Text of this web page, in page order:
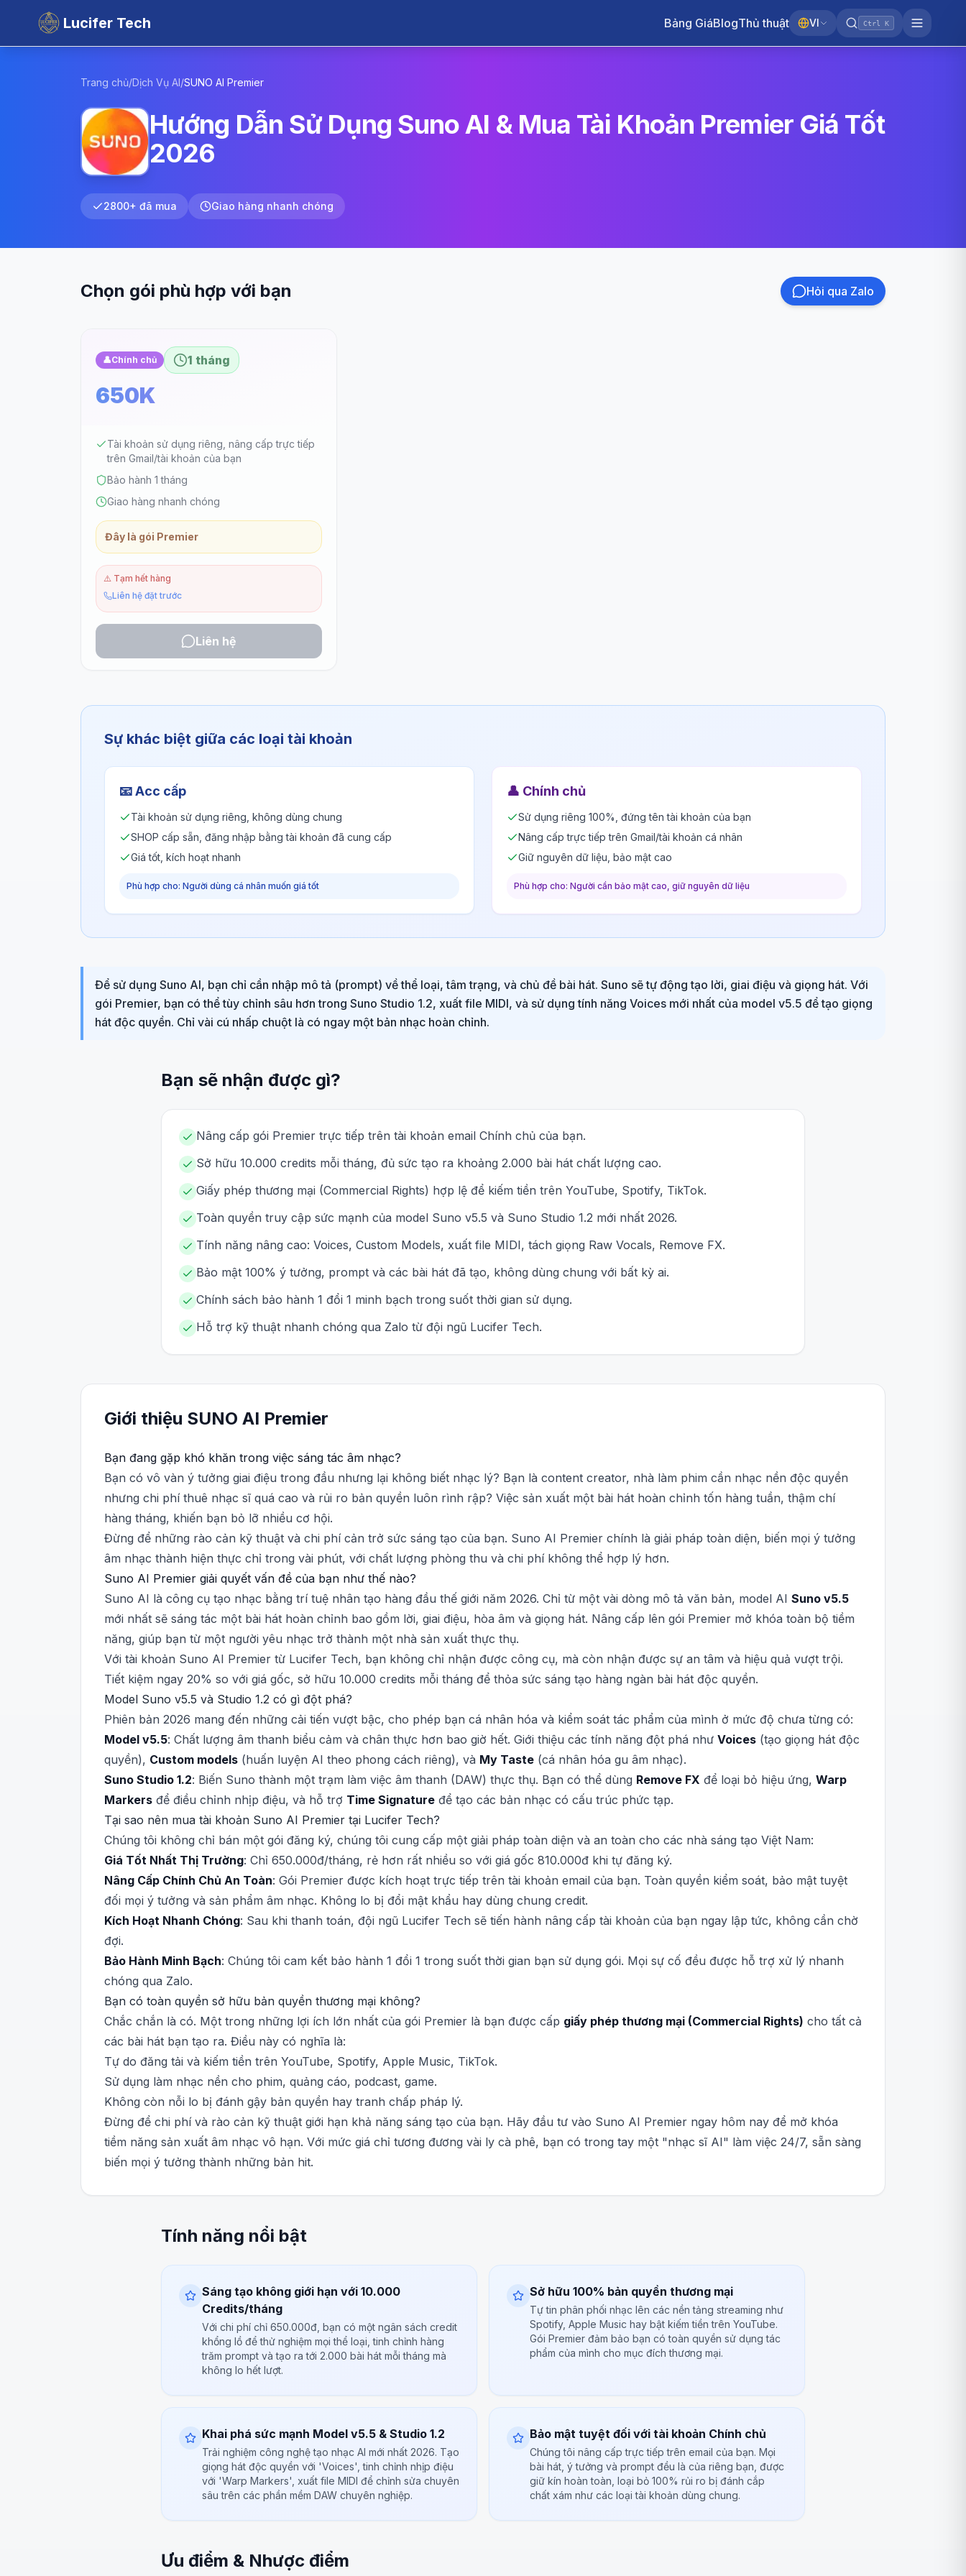
Lucifer Tech Bảng GiáBlogThủ thuật VI Ctrl K
Trang chủ/Dịch Vụ AI/SUNO AI Premier
Hướng Dẫn Sử Dụng Suno AI & Mua Tài Khoản Premier Giá Tốt
2026
2800+ đã mua Giao hàng nhanh chóng
Chọn gói phù hợp với bạn Hỏi qua Zalo
👤Chính chủ 1 tháng
650K
Tài khoản sử dụng riêng, nâng cấp trực tiếp
trên Gmail/tài khoản của bạn
Bảo hành 1 tháng
Giao hàng nhanh chóng
Đây là gói Premier
⚠️ Tạm hết hàng
Liên hệ đặt trước
Liên hệ
Sự khác biệt giữa các loại tài khoản
📧Acc cấp
Tài khoản sử dụng riêng, không dùng chung
SHOP cấp sẵn, đăng nhập bằng tài khoản đã cung cấp
Giá tốt, kích hoạt nhanh
Phù hợp cho: Người dùng cá nhân muốn giá tốt
👤 Chính chủ
Sử dụng riêng 100%, đứng tên tài khoản của bạn
Nâng cấp trực tiếp trên Gmail/tài khoản cá nhân
Giữ nguyên dữ liệu, bảo mật cao
Phù hợp cho: Người cần bảo mật cao, giữ nguyên dữ liệu
Để sử dụng Suno AI, bạn chỉ cần nhập mô tả (prompt) về thể loại, tâm trạng, và chủ đề bài hát. Suno sẽ tự động tạo lời, giai điệu và giọng hát. Với
gói Premier, bạn có thể tùy chỉnh sâu hơn trong Suno Studio 1.2, xuất file MIDI, và sử dụng tính năng Voices mới nhất của model v5.5 để tạo giọng
hát độc quyền. Chỉ vài cú nhấp chuột là có ngay một bản nhạc hoàn chỉnh.
Bạn sẽ nhận được gì?
Nâng cấp gói Premier trực tiếp trên tài khoản email Chính chủ của bạn.
Sở hữu 10.000 credits mỗi tháng, đủ sức tạo ra khoảng 2.000 bài hát chất lượng cao.
Giấy phép thương mại (Commercial Rights) hợp lệ để kiếm tiền trên YouTube, Spotify, TikTok.
Toàn quyền truy cập sức mạnh của model Suno v5.5 và Suno Studio 1.2 mới nhất 2026.
Tính năng nâng cao: Voices, Custom Models, xuất file MIDI, tách giọng Raw Vocals, Remove FX.
Bảo mật 100% ý tưởng, prompt và các bài hát đã tạo, không dùng chung với bất kỳ ai.
Chính sách bảo hành 1 đổi 1 minh bạch trong suốt thời gian sử dụng.
Hỗ trợ kỹ thuật nhanh chóng qua Zalo từ đội ngũ Lucifer Tech.
Giới thiệu SUNO AI Premier
Bạn đang gặp khó khăn trong việc sáng tác âm nhạc?
Bạn có vô vàn ý tưởng giai điệu trong đầu nhưng lại không biết nhạc lý? Bạn là content creator, nhà làm phim cần nhạc nền độc quyền
nhưng chi phí thuê nhạc sĩ quá cao và rủi ro bản quyền luôn rình rập? Việc sản xuất một bài hát hoàn chỉnh tốn hàng tuần, thậm chí
hàng tháng, khiến bạn bỏ lỡ nhiều cơ hội.
Đừng để những rào cản kỹ thuật và chi phí cản trở sức sáng tạo của bạn. Suno AI Premier chính là giải pháp toàn diện, biến mọi ý tưởng
âm nhạc thành hiện thực chỉ trong vài phút, với chất lượng phòng thu và chi phí không thể hợp lý hơn.
Suno AI Premier giải quyết vấn đề của bạn như thế nào?
Suno AI là công cụ tạo nhạc bằng trí tuệ nhân tạo hàng đầu thế giới năm 2026. Chỉ từ một vài dòng mô tả văn bản, model AI Suno v5.5
mới nhất sẽ sáng tác một bài hát hoàn chỉnh bao gồm lời, giai điệu, hòa âm và giọng hát. Nâng cấp lên gói Premier mở khóa toàn bộ tiềm
năng, giúp bạn từ một người yêu nhạc trở thành một nhà sản xuất thực thụ.
Với tài khoản Suno AI Premier từ Lucifer Tech, bạn không chỉ nhận được công cụ, mà còn nhận được sự an tâm và hiệu quả vượt trội.
Tiết kiệm ngay 20% so với giá gốc, sở hữu 10.000 credits mỗi tháng để thỏa sức sáng tạo hàng ngàn bài hát độc quyền.
Model Suno v5.5 và Studio 1.2 có gì đột phá?
Phiên bản 2026 mang đến những cải tiến vượt bậc, cho phép bạn cá nhân hóa và kiểm soát tác phẩm của mình ở mức độ chưa từng có:
Model v5.5: Chất lượng âm thanh biểu cảm và chân thực hơn bao giờ hết. Giới thiệu các tính năng đột phá như Voices (tạo giọng hát độc
quyền), Custom models (huấn luyện AI theo phong cách riêng), và My Taste (cá nhân hóa gu âm nhạc).
Suno Studio 1.2: Biến Suno thành một trạm làm việc âm thanh (DAW) thực thụ. Bạn có thể dùng Remove FX để loại bỏ hiệu ứng, Warp
Markers để điều chỉnh nhịp điệu, và hỗ trợ Time Signature để tạo các bản nhạc có cấu trúc phức tạp.
Tại sao nên mua tài khoản Suno AI Premier tại Lucifer Tech?
Chúng tôi không chỉ bán một gói đăng ký, chúng tôi cung cấp một giải pháp toàn diện và an toàn cho các nhà sáng tạo Việt Nam:
Giá Tốt Nhất Thị Trường: Chỉ 650.000đ/tháng, rẻ hơn rất nhiều so với giá gốc 810.000đ khi tự đăng ký.
Nâng Cấp Chính Chủ An Toàn: Gói Premier được kích hoạt trực tiếp trên tài khoản email của bạn. Toàn quyền kiểm soát, bảo mật tuyệt
đối mọi ý tưởng và sản phẩm âm nhạc. Không lo bị đổi mật khẩu hay dùng chung credit.
Kích Hoạt Nhanh Chóng: Sau khi thanh toán, đội ngũ Lucifer Tech sẽ tiến hành nâng cấp tài khoản của bạn ngay lập tức, không cần chờ
đợi.
Bảo Hành Minh Bạch: Chúng tôi cam kết bảo hành 1 đổi 1 trong suốt thời gian bạn sử dụng gói. Mọi sự cố đều được hỗ trợ xử lý nhanh
chóng qua Zalo.
Bạn có toàn quyền sở hữu bản quyền thương mại không?
Chắc chắn là có. Một trong những lợi ích lớn nhất của gói Premier là bạn được cấp giấy phép thương mại (Commercial Rights) cho tất cả
các bài hát bạn tạo ra. Điều này có nghĩa là:
Tự do đăng tải và kiếm tiền trên YouTube, Spotify, Apple Music, TikTok.
Sử dụng làm nhạc nền cho phim, quảng cáo, podcast, game.
Không còn nỗi lo bị đánh gậy bản quyền hay tranh chấp pháp lý.
Đừng để chi phí và rào cản kỹ thuật giới hạn khả năng sáng tạo của bạn. Hãy đầu tư vào Suno AI Premier ngay hôm nay để mở khóa
tiềm năng sản xuất âm nhạc vô hạn. Với mức giá chỉ tương đương vài ly cà phê, bạn có trong tay một "nhạc sĩ AI" làm việc 24/7, sẵn sàng
biến mọi ý tưởng thành những bản hit.
Tính năng nổi bật
Sáng tạo không giới hạn với 10.000
Credits/tháng
Với chi phí chỉ 650.000đ, bạn có một ngân sách credit
khổng lồ để thử nghiệm mọi thể loại, tinh chỉnh hàng
trăm prompt và tạo ra tới 2.000 bài hát mỗi tháng mà
không lo hết lượt.
Sở hữu 100% bản quyền thương mại
Tự tin phân phối nhạc lên các nền tảng streaming như
Spotify, Apple Music hay bật kiếm tiền trên YouTube.
Gói Premier đảm bảo bạn có toàn quyền sử dụng tác
phẩm của mình cho mục đích thương mại.
Khai phá sức mạnh Model v5.5 & Studio 1.2
Trải nghiệm công nghệ tạo nhạc AI mới nhất 2026. Tạo
giọng hát độc quyền với 'Voices', tinh chỉnh nhịp điệu
với 'Warp Markers', xuất file MIDI để chỉnh sửa chuyên
sâu trên các phần mềm DAW chuyên nghiệp.
Bảo mật tuyệt đối với tài khoản Chính chủ
Chúng tôi nâng cấp trực tiếp trên email của bạn. Mọi
bài hát, ý tưởng và prompt đều là của riêng bạn, được
giữ kín hoàn toàn, loại bỏ 100% rủi ro bị đánh cắp
chất xám như các loại tài khoản dùng chung.
Ưu điểm & Nhược điểm